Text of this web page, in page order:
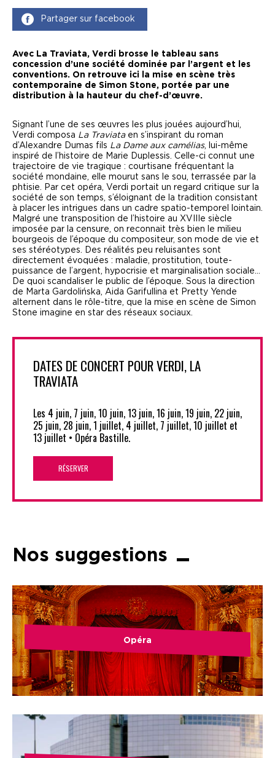
Partager sur facebook
Avec La Traviata, Verdi brosse le tableau sans
concession d’une société dominée par l’argent et les
conventions. On retrouve ici la mise en scène très
contemporaine de Simon Stone, portée par une
distribution à la hauteur du chef-d’œuvre.
Signant l’une de ses œuvres les plus jouées aujourd’hui,
Verdi composa La Traviataen s’inspirant du roman
d’Alexandre Dumas fils La Dame aux camélias, lui-même
inspiré de l’histoire de Marie Duplessis. Celle-ci connut une
trajectoire de vie tragique : courtisane fréquentant la
société mondaine, elle mourut sans le sou, terrassée par la
phtisie. Par cet opéra, Verdi portait un regard critique sur la
société de son temps, s’éloignant de la tradition consistant
à placer les intrigues dans un cadre spatio-temporel lointain.
Malgré une transposition de l’histoire au XVIIIe siècle
imposée par la censure, on reconnait très bien le milieu
bourgeois de l’époque du compositeur, son mode de vie et
ses stéréotypes. Des réalités peu reluisantes sont
directement évoquées : maladie, prostitution, toute-
puissance de l’argent, hypocrisie et marginalisation sociale…
De quoi scandaliser le public de l’époque. Sous la direction
de Marta Gardolińska, Aida Garifullina et Pretty Yende
alternent dans le rôle-titre, que la mise en scène de Simon
Stone imagine en star des réseaux sociaux.
DATES DE CONCERT POUR VERDI, LA
TRAVIATA
Les 4 juin, 7 juin, 10 juin, 13 juin, 16 juin, 19 juin, 22 juin,
25 juin, 28 juin, 1 juillet, 4 juillet, 7 juillet, 10 juillet et
13 juillet • Opéra Bastille.
RÉSERVER
Nos suggestions
Opéra